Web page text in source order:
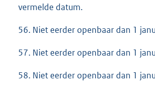
vermelde datum.
56. Niet eerder openbaar dan 1
57. Niet eerder openbaar dan 1
58. Niet eerder openbaar dan 1